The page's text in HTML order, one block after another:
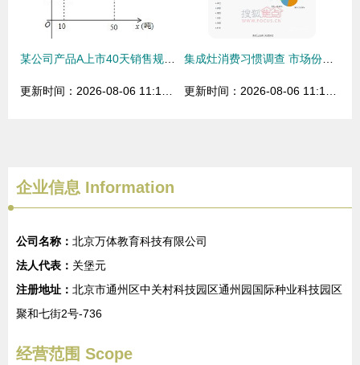
企业信息 Information
公司名称： 北京万体教育科技有限公司
法人代表： 关堡元
注册地址： 北京市通州区中关村科技园区通州园国际种业科技园区
聚和七街2号-736
经营范围 Scope